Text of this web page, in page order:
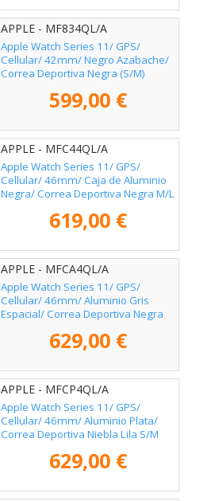
APPLE - MF834QL/A
Apple Watch Series 11/ GPS/
Cellular/ 42mm/ Negro Azabache/
Correa Deportiva Negra (S/M)
599,00 €
APPLE - MFC44QL/A
Apple Watch Series 11/ GPS/
Cellular/ 46mm/ Caja de Aluminio
Negra/ Correa Deportiva Negra M/L
619,00 €
APPLE - MFCA4QL/A
Apple Watch Series 11/ GPS/
Cellular/ 46mm/ Aluminio Gris
Espacial/ Correa Deportiva Negra
629,00 €
APPLE - MFCP4QL/A
Apple Watch Series 11/ GPS/
Cellular/ 46mm/ Aluminio Plata/
Correa Deportiva Niebla Lila S/M
629,00 €